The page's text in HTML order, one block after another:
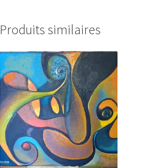
Produits similaires